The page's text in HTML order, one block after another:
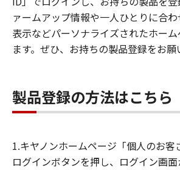
ァームアップ情報や一人ひとりに合
表示などパーソナライズされたホー
ます。ぜひ、お持ちの製品登録をお願
製品登録の方法はこちら
1.キヤノンホームページ「個人のお客
ログインボタンを押し、ログイン画